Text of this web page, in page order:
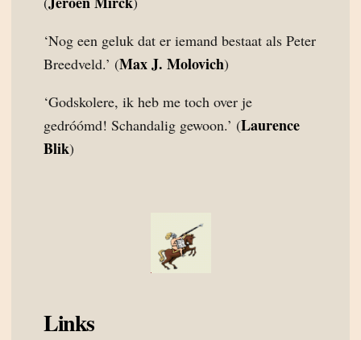
‘Nog een geluk dat er iemand bestaat als Peter
Breedveld.’ (Max J. Molovich)
‘Godskolere, ik heb me toch over je
gedróómd! Schandalig gewoon.’ (Laurence
Blik)
Links